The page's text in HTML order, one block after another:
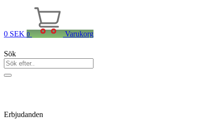
0 SEK 0 Varukorg
Sök
Erbjudanden